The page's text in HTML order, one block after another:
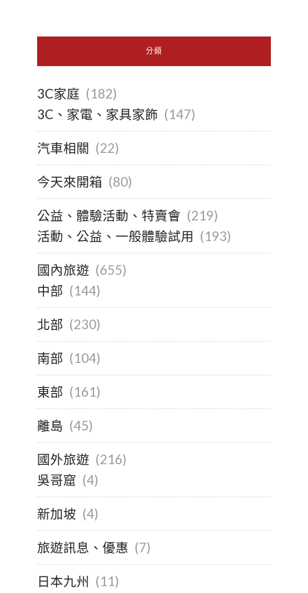
分類
3C家庭 (182)
3C、家電、家具家飾 (147)
汽車相關 (22)
今天來開箱 (80)
公益、體驗活動、特賣會 (219)
活動、公益、一般體驗試用 (193)
國內旅遊 (655)
中部 (144)
北部 (230)
南部 (104)
東部 (161)
離島 (45)
國外旅遊 (216)
吳哥窟 (4)
新加坡 (4)
旅遊訊息、優惠 (7)
日本九州 (11)